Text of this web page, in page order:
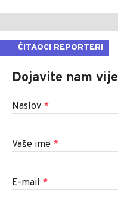
ČITAOCI REPORTERI
Dojavite nam
Naslov *
Vaše ime *
E-mail *